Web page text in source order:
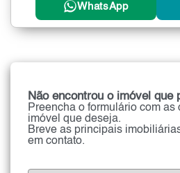
WhatsApp
Não encontrou o imóvel que
Preencha o formulário com as
imóvel que deseja.
Breve as principais
em contato.